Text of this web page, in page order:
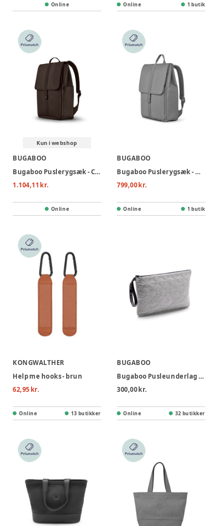
Online Online 1 butik
Kun i webshop
BUGABOO
Bugaboo Puslerygsæk - Cocoa brown
1.104,11 kr.
Online
BUGABOO
Bugaboo Puslerygsæk - Moon Grey
799,00 kr.
Online 1 butik
KONGWALTHER
Help me hooks - brun
62,95 kr.
Online 13 butikker
BUGABOO
Bugaboo Pusleunderlag - Light Grey Melange
300,00 kr.
Online 32 butikker